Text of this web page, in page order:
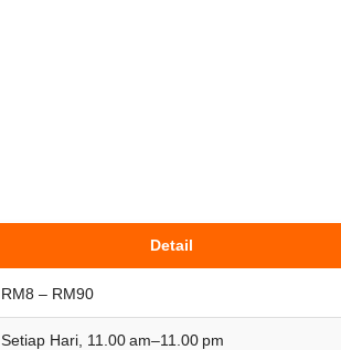
Detail
RM8 – RM90
Setiap Hari, 11.00 am–11.00 pm